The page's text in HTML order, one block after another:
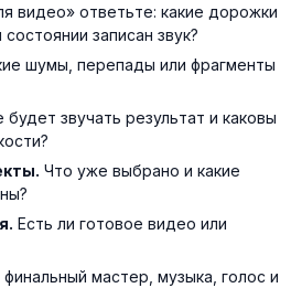
видео» ответьте: какие дорожки
записан звук?
шумы, перепады или фрагменты
будет звучать результат и каковы
Что уже выбрано и какие
Есть ли готовое видео или
мастер, музыка, голос и